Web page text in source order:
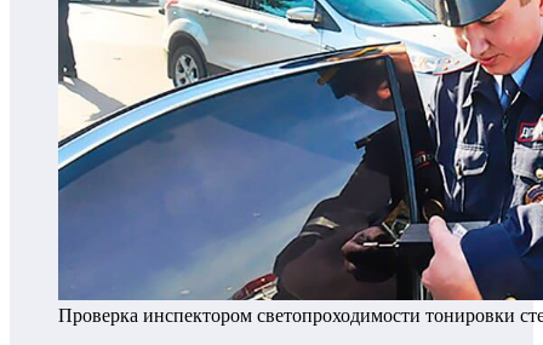
Проверка инспектором светопроходимости тонировки